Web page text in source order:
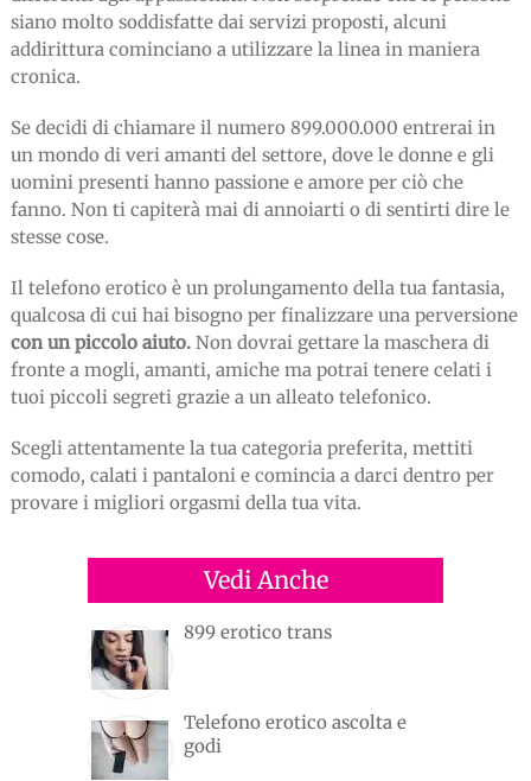
siano molto soddisfatte dai servizi proposti, alcuni
addirittura cominciano a utilizzare la linea in maniera
cronica.
Se decidi di chiamare il numero 899.000.000 entrerai in
un mondo di veri amanti del settore, dove le donne e gli
uomini presenti hanno passione e amore per ciò che
fanno. Non ti capiterà mai di annoiarti o di sentirti dire le
stesse cose.
Il telefono erotico è un prolungamento della tua fantasia,
qualcosa di cui hai bisogno per finalizzare una perversione
con un piccolo aiuto.Non dovrai gettare la maschera di
fronte a mogli, amanti, amiche ma potrai tenere celati i
tuoi piccoli segreti grazie a un alleato telefonico.
Scegli attentamente la tua categoria preferita, mettiti
comodo, calati i pantaloni e comincia a darci dentro per
provare i migliori orgasmi della tua vita.
Vedi Anche
899 erotico trans
Telefono erotico ascolta e
godi